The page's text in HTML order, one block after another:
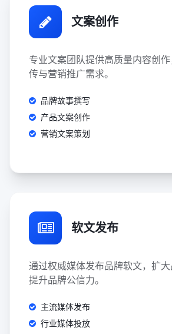
文案创作
专业文案团队提供高质量内容创
传与营销推广需求。
品牌故事撰写
产品文案创作
营销文案策划
软文发布
通过权威媒体发布品牌软文，扩大
提升品牌公信力。
主流媒体发布
行业媒体投放